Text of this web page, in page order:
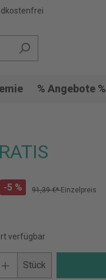
% Angebote %
-5 % 91,39 €*Einzelpreis
verfügbar
Stück